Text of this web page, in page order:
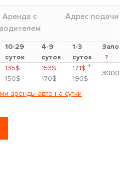
Аренда с
водителем
Адрес подачи
10-29
суток
4-9
суток
1-3
суток
Залог
?
135$
150$
153$
170$
171$ *
190$
3000$
аренды авто на сутки